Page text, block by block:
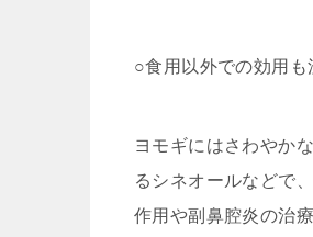
○食用以外での効用も
ヨモギにはさわやか
るシネオールなどで
作用や副鼻腔炎の治